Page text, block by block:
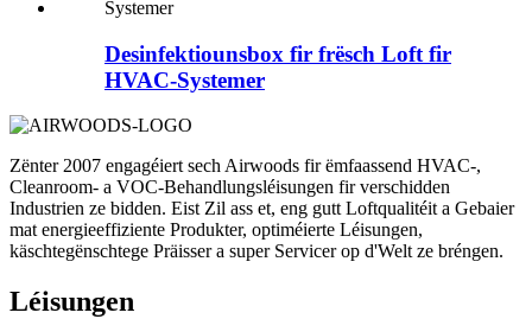
Desinfektiounsbox fir frësch Loft fir
HVAC-Systemer
Zënter 2007 engagéiert sech Airwoods fir ëmfaassend HVAC-,
Cleanroom- a VOC-Behandlungsléisungen fir verschidden
Industrien ze bidden. Eist Zil ass et, eng gutt Loftqualitéit a Gebaier
mat energieeffiziente Produkter, optiméierte Léisungen,
käschtegënschtege Präisser a super Servicer op d'Welt ze bréngen.
Léisungen